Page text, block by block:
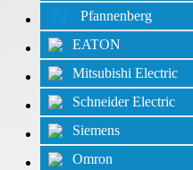
Pfannenberg
EATON
Mitsubishi Electric
Schneider Electric
Siemens
Omron